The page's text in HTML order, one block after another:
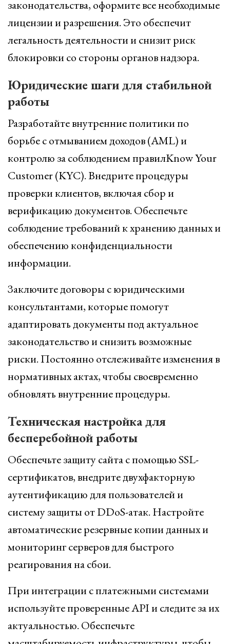
законодательства, оформите все необходимые
лицензии и разрешения. Это обеспечит
легальность деятельности и снизит риск
блокировки со стороны органов надзора.
Юридические шаги для стабильной
работы
Разработайте внутренние политики по
борьбе с отмыванием доходов (AML) и
контролю за соблюдением правилKnow Your
Customer (KYC). Внедрите процедуры
проверки клиентов, включая сбор и
верификацию документов. Обеспечьте
соблюдение требований к хранению данных и
обеспечению конфиденциальности
информации.
Заключите договоры с юридическими
консультантами, которые помогут
адаптировать документы под актуальное
законодательство и снизить возможные
риски. Постоянно отслеживайте изменения в
нормативных актах, чтобы своевременно
обновлять внутренние процедуры.
Техническая настройка для
бесперебойной работы
Обеспечьте защиту сайта с помощью SSL-
сертификатов, внедрите двухфакторную
аутентификацию для пользователей и
систему защиты от DDoS-атак. Настройте
автоматические резервные копии данных и
мониторинг серверов для быстрого
реагирования на сбои.
При интеграции с платежными системами
используйте проверенные API и следите за их
актуальностью. Обеспечьте